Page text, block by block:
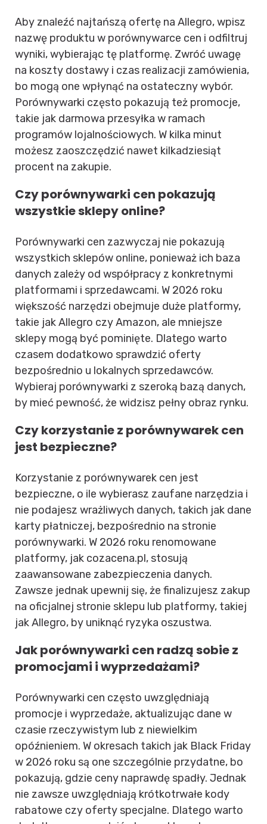
Aby znaleźć najtańszą ofertę na Allegro, wpisz
nazwę produktu w porównywarce cen i odfiltruj
wyniki, wybierając tę platformę. Zwróć uwagę
na koszty dostawy i czas realizacji zamówienia,
bo mogą one wpłynąć na ostateczny wybór.
Porównywarki często pokazują też promocje,
takie jak darmowa przesyłka w ramach
programów lojalnościowych. W kilka minut
możesz zaoszczędzić nawet kilkadziesiąt
procent na zakupie.
Czy porównywarki cen pokazują
wszystkie sklepy online?
Porównywarki cen zazwyczaj nie pokazują
wszystkich sklepów online, ponieważ ich baza
danych zależy od współpracy z konkretnymi
platformami i sprzedawcami. W 2026 roku
większość narzędzi obejmuje duże platformy,
takie jak Allegro czy Amazon, ale mniejsze
sklepy mogą być pominięte. Dlatego warto
czasem dodatkowo sprawdzić oferty
bezpośrednio u lokalnych sprzedawców.
Wybieraj porównywarki z szeroką bazą danych,
by mieć pewność, że widzisz pełny obraz rynku.
Czy korzystanie z porównywarek cen
jest bezpieczne?
Korzystanie z porównywarek cen jest
bezpieczne, o ile wybierasz zaufane narzędzia i
nie podajesz wrażliwych danych, takich jak dane
karty płatniczej, bezpośrednio na stronie
porównywarki. W 2026 roku renomowane
platformy, jak cozacena.pl, stosują
zaawansowane zabezpieczenia danych.
Zawsze jednak upewnij się, że finalizujesz zakup
na oficjalnej stronie sklepu lub platformy, takiej
jak Allegro, by uniknąć ryzyka oszustwa.
Jak porównywarki cen radzą sobie z
promocjami i wyprzedażami?
Porównywarki cen często uwzględniają
promocje i wyprzedaże, aktualizując dane w
czasie rzeczywistym lub z niewielkim
opóźnieniem. W okresach takich jak Black Friday
w 2026 roku są one szczególnie przydatne, bo
pokazują, gdzie ceny naprawdę spadły. Jednak
nie zawsze uwzględniają krótkotrwałe kody
rabatowe czy oferty specjalne. Dlatego warto